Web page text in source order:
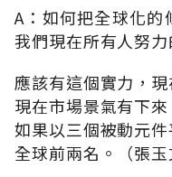
A：如何把全球化的
我們現在所有人努力
應該有這個實力，
現在市場景氣有下
如果以三個被動元
全球前兩名。（張玉